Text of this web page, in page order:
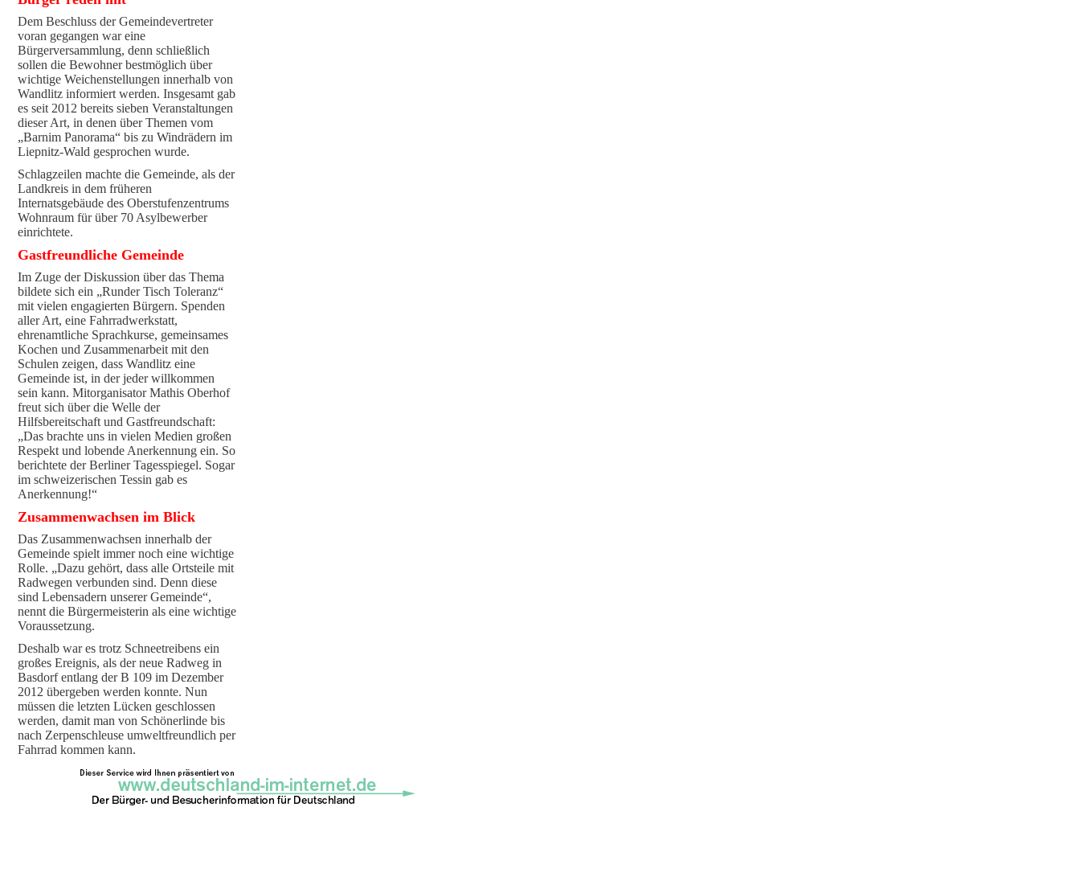
Dem Beschluss der Gemeindevertreter
voran gegangen war eine
Bürgerversammlung, denn schließlich
sollen die Bewohner bestmöglich über
wichtige Weichenstellungen innerhalb von
Wandlitz informiert werden. Insgesamt gab
es seit 2012 bereits sieben Veranstaltungen
dieser Art, in denen über Themen vom
„Barnim Panorama“ bis zu Windrädern im
Liepnitz-Wald gesprochen wurde.
Schlagzeilen machte die Gemeinde, als der
Landkreis in dem früheren
Internatsgebäude des Oberstufenzentrums
Wohnraum für über 70 Asylbewerber
einrichtete.
Gastfreundliche Gemeinde
Im Zuge der Diskussion über das Thema
bildete sich ein „Runder Tisch Toleranz“
mit vielen engagierten Bürgern. Spenden
aller Art, eine Fahrradwerkstatt,
ehrenamtliche Sprachkurse, gemeinsames
Kochen und Zusammenarbeit mit den
Schulen zeigen, dass Wandlitz eine
Gemeinde ist, in der jeder willkommen
sein kann. Mitorganisator Mathis Oberhof
freut sich über die Welle der
Hilfsbereitschaft und Gastfreundschaft:
„Das brachte uns in vielen Medien großen
Respekt und lobende Anerkennung ein. So
berichtete der Berliner Tagesspiegel. Sogar
im schweizerischen Tessin gab es
Anerkennung!“
Zusammenwachsen im Blick
Das Zusammenwachsen innerhalb der
Gemeinde spielt immer noch eine wichtige
Rolle. „Dazu gehört, dass alle Ortsteile mit
Radwegen verbunden sind. Denn diese
sind Lebensadern unserer Gemeinde“,
nennt die Bürgermeisterin als eine wichtige
Voraussetzung.
Deshalb war es trotz Schneetreibens ein
großes Ereignis, als der neue Radweg in
Basdorf entlang der B 109 im Dezember
2012 übergeben werden konnte. Nun
müssen die letzten Lücken geschlossen
werden, damit man von Schönerlinde bis
nach Zerpenschleuse umweltfreundlich per
Fahrrad kommen kann.